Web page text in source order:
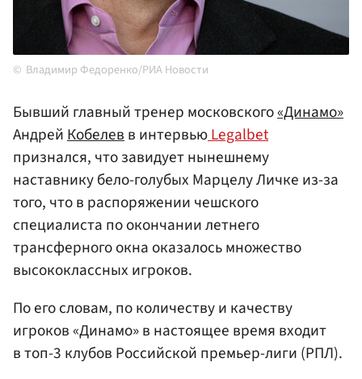
Владимир Федоренко/РИА Новости
Бывший главный тренер московского«Динамо»
АндрейКобелевв интервьюLegalbet
признался, что завидует нынешнему
наставнику бело-голубых Марцелу Личке из-за
того, что в распоряжении чешского
специалиста по окончании летнего
трансферного окна оказалось множество
высококлассных игроков.
По его словам, по количеству и качеству
игроков «Динамо» в настоящее время входит
в топ-3 клубов Российской премьер-лиги (РПЛ).